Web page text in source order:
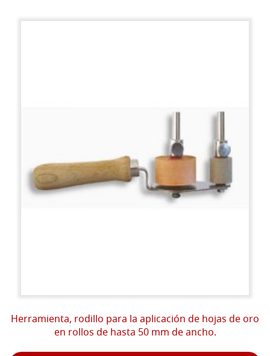
Herramienta, rodillo para la aplicación de hojas de oro
en rollos de hasta 50 mm de ancho.